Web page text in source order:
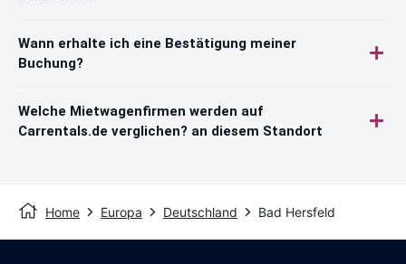
Wann erhalte ich eine Bestätigung meiner
Buchung?
Welche Mietwagenfirmen werden auf
Carrentals.de verglichen? an diesem Standort
Home Europa Deutschland Bad Hersfeld